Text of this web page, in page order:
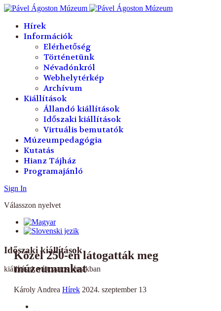
Hírek
Információk
Elérhetőség
Történetünk
Névadónkról
Webhelytérkép
Archívum
Kiállítások
Állandó kiállítások
Időszaki kiállítások
Virtuális bemutatók
Múzeumpedagógia
Kutatás
Hianz Tájház
Programajánló
Sign In
Válasszon nyelvet
Időszaki kiállítások
kiállítások változatos témákban
Közel 250-en látogatták meg
múzeumunkat
Károly Andrea Hírek 2024. szeptember 13
év
hónap
év
hónap